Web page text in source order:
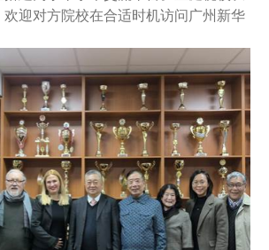
迎对方院校在合适时机访问广州新华